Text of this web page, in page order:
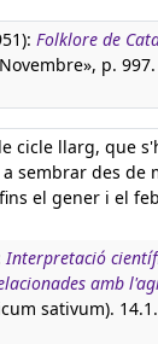
Folklore de
p.
cicle llarg, que
sembrar des de
el gener i el
Interpretació
amb
sativum).